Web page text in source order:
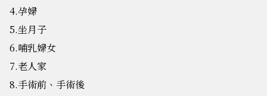
4.孕婦
5.坐月子
6.哺乳婦女
7.老人家
8.手術前、手術後